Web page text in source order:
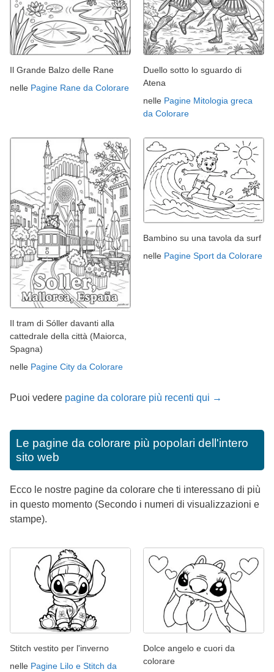
Il Grande Balzo delle Rane
nelle Pagine Rane da Colorare
Duello sotto lo sguardo di
Atena
nelle Pagine Mitologia greca
da Colorare
Il tram di Sóller davanti alla
cattedrale della città (Maiorca,
Spagna)
nelle Pagine City da Colorare
Bambino su una tavola da surf
nelle Pagine Sport da Colorare
Puoi vedere pagine da colorare più recenti qui →
Le pagine da colorare più popolari dell'intero
sito web
Ecco le nostre pagine da colorare che ti interessano di più
in questo momento (Secondo i numeri di visualizzazioni e
stampe).
Stitch vestito per l'inverno
nelle Pagine Lilo e Stitch da
Dolce angelo e cuori da
colorare